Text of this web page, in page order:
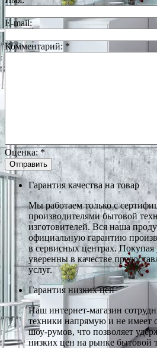
E-mail:
Комментарий: *
Оценка:*
Гарантия качества на товар
Мы работаем только с
производителями бытовой
изготовителей. Вся наша
официальную гарантию
в сервисных центрах.
уверенны в качестве
услуг.
Гарантия низких цен
Наш интернет-магазин
техники напрямую и не имеет
шоу-румов, что позволяет
низких цен на рынке бытовой